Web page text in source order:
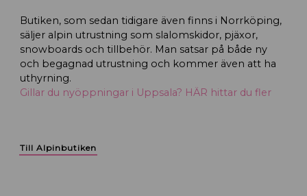
Butiken, som sedan tidigare även finns i Norrköping,
säljer alpin utrustning som slalomskidor, pjäxor,
snowboards och tillbehör. Man satsar på både ny
och begagnad utrustning och kommer även att ha
uthyrning.
Gillar du nyöppningar i Uppsala? HÄR hittar du fler
Till Alpinbutiken